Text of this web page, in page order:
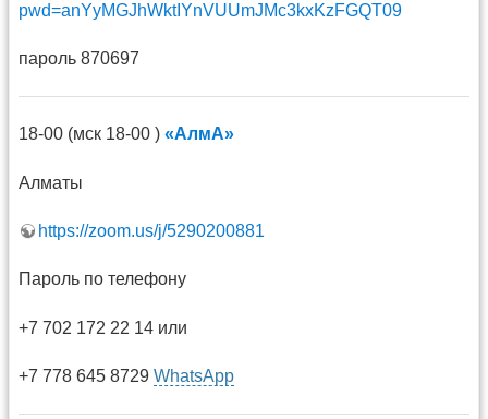
pwd=anYyMGJhWktIYnVUUmJMc3kxKzFGQT09
пароль 870697
18-00 (мск 18-00 ) «АлмА»
Алматы
https://zoom.us/j/5290200881
Пароль по телефону
+7 702 172 22 14 или
+7 778 645 8729 WhatsApp